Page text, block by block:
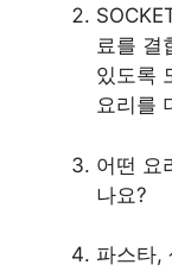
료를 결
있도록
요리를
어떤 요
나요?
파스타,